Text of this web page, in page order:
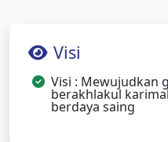
Visi
Visi : Mewujudkan
berakhlakul
berdaya saing